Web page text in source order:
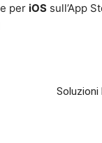
per iOSsull’App
Soluzioni